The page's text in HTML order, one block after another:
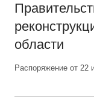
области
Распоряжение от